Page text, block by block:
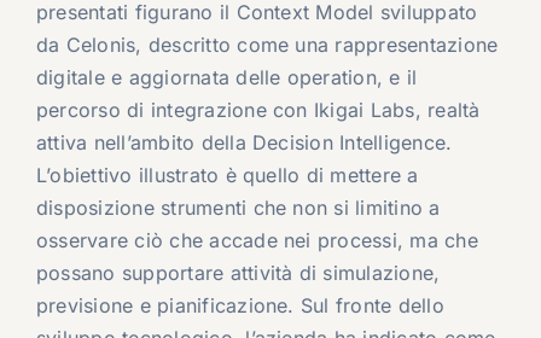
presentati figurano il Context Model sviluppato
da Celonis, descritto come una rappresentazione
digitale e aggiornata delle operation, e il
percorso di integrazione con Ikigai Labs, realtà
attiva nell’ambito della Decision Intelligence.
L’obiettivo illustrato è quello di mettere a
disposizione strumenti che non si limitino a
osservare ciò che accade nei processi, ma che
possano supportare attività di simulazione,
previsione e pianificazione. Sul fronte dello